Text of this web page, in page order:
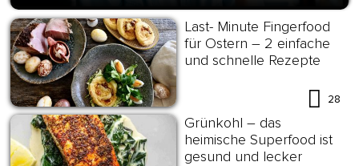
Last- Minute Fingerfood
für Ostern – 2 einfache
und schnelle Rezepte
28
Grünkohl – das
heimische Superfood ist
gesund und lecker